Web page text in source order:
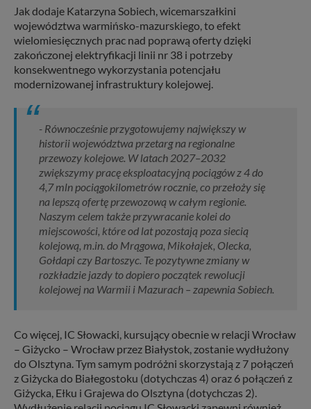
Jak dodaje Katarzyna Sobiech, wicemarszałkini
województwa warmińsko-mazurskiego, to efekt
wielomiesięcznych prac nad poprawą oferty dzięki
zakończonej elektryfikacji linii nr 38 i potrzeby
konsekwentnego wykorzystania potencjału
modernizowanej infrastruktury kolejowej.
- Równocześnie przygotowujemy największy w
historii województwa przetarg na regionalne
przewozy kolejowe. W latach 2027–2032
zwiększymy pracę eksploatacyjną pociągów z 4 do
4,7 mln pociągokilometrów rocznie, co przełoży się
na lepszą ofertę przewozową w całym regionie.
Naszym celem także przywracanie kolei do
miejscowości, które od lat pozostają poza siecią
kolejową, m.in. do Mrągowa, Mikołajek, Olecka,
Gołdapi czy Bartoszyc. Te pozytywne zmiany w
rozkładzie jazdy to dopiero początek rewolucji
kolejowej na Warmii i Mazurach – zapewnia Sobiech.
Co więcej, IC Słowacki, kursujący obecnie w relacji Wrocław
– Giżycko – Wrocław przez Białystok, zostanie wydłużony
do Olsztyna. Tym samym podróżni skorzystają z 7 połączeń
z Giżycka do Białegostoku (dotychczas 4) oraz 6 połączeń z
Giżycka, Ełku i Grajewa do Olsztyna (dotychczas 2).